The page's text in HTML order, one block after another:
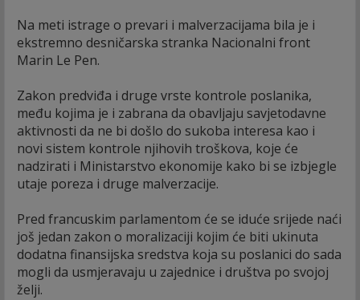
Na meti istrage o prevari i malverzacijama bila je i
ekstremno desničarska stranka Nacionalni front
Marin Le Pen.
Zakon predviđa i druge vrste kontrole poslanika,
među kojima je i zabrana da obavljaju savjetodavne
aktivnosti da ne bi došlo do sukoba interesa kao i
novi sistem kontrole njihovih troškova, koje će
nadzirati i Ministarstvo ekonomije kako bi se izbjegle
utaje poreza i druge malverzacije.
Pred francuskim parlamentom će se iduće srijede naći
još jedan zakon o moralizaciji kojim će biti ukinuta
dodatna finansijska sredstva koja su poslanici do sada
mogli da usmjeravaju u zajednice i društva po svojoj
želji.